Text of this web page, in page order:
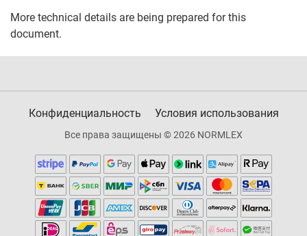
More technical details are being prepared for this
document.
Конфиденциальность Условия использования
Все права защищены © 2026 NORMLEX